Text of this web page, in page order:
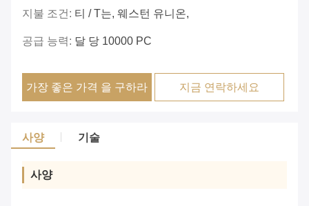
지불 조건: 티 / T는, 웨스턴 유니온,
공급 능력: 달 당 10000 PC
가장 좋은 가격 을 구하라 지금 연락하세요
사양 기술
사양